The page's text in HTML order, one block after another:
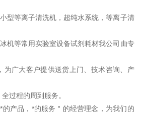
型等离子清洗机，超纯水系统，等离子清
机等常用实验室设备试剂耗材我公司由专
为广大客户提供送货上门、技术咨询、产
过程的周到服务。
产品，*的服务＂的经营理念，为我们的